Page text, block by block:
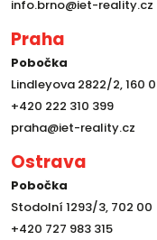
info.brno@iet-reality.cz
Praha
Pobočka
Lindleyova 2822/2, 160
+420 222 310 399
praha@iet-reality.cz
Ostrava
Pobočka
Stodolní 1293/3, 702 00
+420 727 983 315